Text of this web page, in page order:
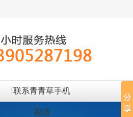
联系青青草手机
视频